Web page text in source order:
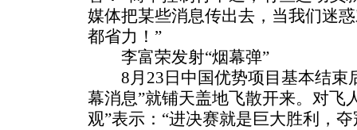
媒体把某些消息传出去，当我们迷
都省力！”
李富荣发射“烟幕弹”
8月23日中国优势项目基本结束
幕消息”就铺天盖地飞散开来。对飞
观”表示：“进决赛就是巨大胜利，